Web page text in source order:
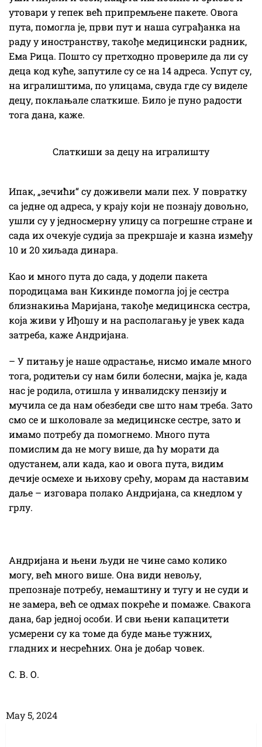
утовари у гепек већ припремљене пакете. Овога
пута, помогла је, први пут и наша суграђанка на
раду у иностранству, такође медицински радник,
Ема Рица. Пошто су претходно провериле да ли су
деца код куће, запутиле су се на 14 адреса. Успут су,
на игралиштима, по улицама, свуда где су виделе
децу, поклањале слаткише. Било је пуно радости
тога дана, каже.
Слаткиши за децу на игралишту
Ипак, „зечићи“ су доживели мали пех. У повратку
са једне од адреса, у крају који не познају довољно,
ушли су у једносмерну улицу са погрешне стране и
сада их очекује судија за прекршаје и казна између
10 и 20 хиљада динара.
Као и много пута до сада, у додели пакета
породицама ван Кикинде помогла јој је сестра
близнакиња Маријана, такође медицинска сестра,
која живи у Иђошу и на располагању је увек када
затреба, каже Андријана.
– У питању је наше одрастање, нисмо имале много
тога, родитељи су нам били болесни, мајка је, када
нас је родила, отишла у инвалидску пензију и
мучила се да нам обезбеди све што нам треба. Зато
смо се и школовале за медицинске сестре, зато и
имамо потребу да помогнемо. Много пута
помислим да не могу више, да ћу морати да
одустанем, али када, као и овога пута, видим
дечије осмехе и њихову срећу, морам да наставим
даље – изговара полако Андријана, са кнедлом у
грлу.
Андријана и њени људи не чине само колико
могу, већ много више. Она види невољу,
препознаје потребу, немаштину и тугу и не суди и
не замера, већ се одмах покреће и помаже. Свакога
дана, бар једној особи. И сви њени капацитети
усмерени су ка томе да буде мање тужних,
гладних и несрећних. Она је добар човек.
С. В. О.
Маy 5, 2024